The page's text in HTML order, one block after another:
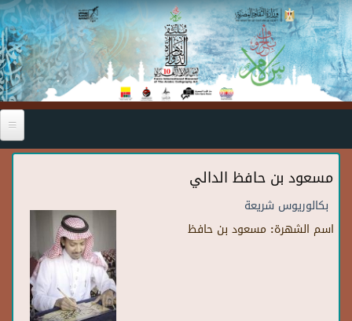
Skip to main content
مسعود بن حافظ الدالي
بكالوريوس شريعة
اسم الشهرة: مسعود بن حافظ